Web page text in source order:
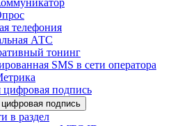
телефония
АТС
тонинг
SMS в сети оператора
цифровая подпись
подпись
в раздел